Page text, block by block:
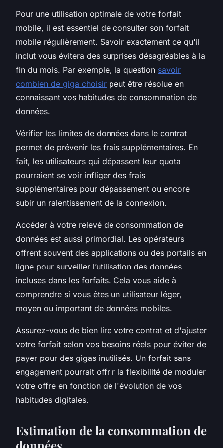
Pour une utilisation optimale de votre forfait
mobile, il est essentiel de consulter son forfait
mobile régulièrement. Savoir exactement ce qu'il
inclut vous évitera des surprises désagréables à la
fin du mois. Par exemple, la question savoir
combien de giga choisir peut être résolue en
connaissant vos habitudes de consommation de
données.
Vérifier les limites de données dans le contrat
permet de prévenir les frais supplémentaires. En
fait, les utilisateurs qui dépassent leur quota
pourraient se voir infliger des frais
supplémentaires pour dépassement ou encore
subir un ralentissement de la connexion.
Accéder à votre relevé de consommation de
données est aussi primordial. Les opérateurs
offrent souvent des applications ou des portails en
ligne pour surveiller l’utilisation des données
incluses dans les forfaits. Cela vous aide à
comprendre si vous êtes un utilisateur léger,
moyen ou important de données mobiles.
Assurez-vous de bien lire votre contrat et d'ajuster
votre forfait selon vos besoins réels pour éviter de
payer pour des gigas inutilisés. Un forfait sans
engagement pourrait offrir la flexibilité de moduler
votre offre en fonction de l'évolution de vos
habitudes digitales.
Estimation de la consommation de